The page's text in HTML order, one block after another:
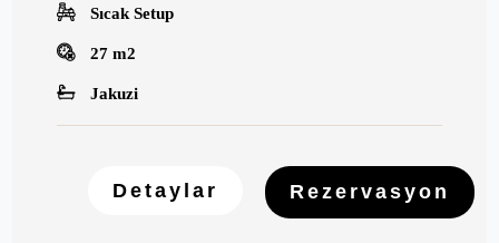
Sıcak Setup
27 m2
Jakuzi
Rezervasyon
Detaylar